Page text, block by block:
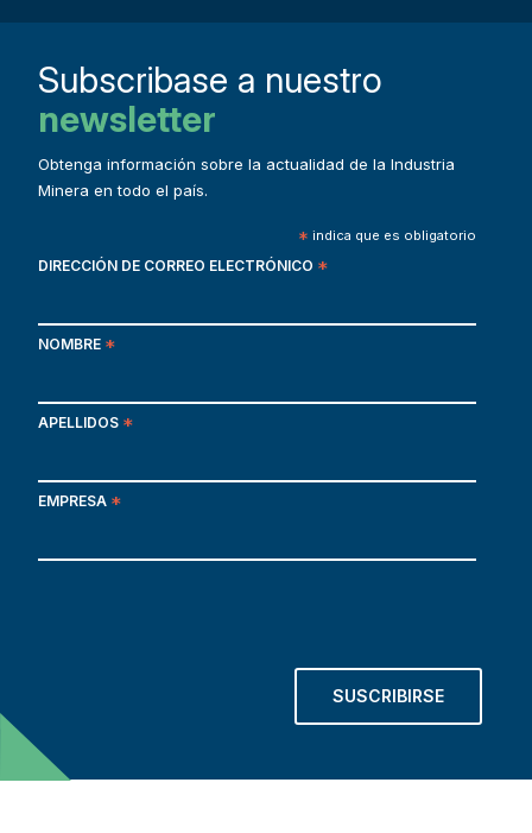
Subscribase a nuestro
newsletter
Obtenga información sobre la actualidad de la Industria
Minera en todo el país.
* indica que es obligatorio
DIRECCIÓN DE CORREO ELECTRÓNICO *
NOMBRE *
APELLIDOS *
EMPRESA *